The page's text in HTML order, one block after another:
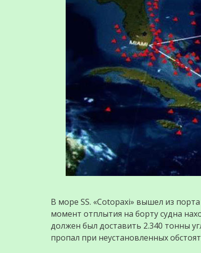
В море SS. «Cotopaxi» вышел из
момент отплытия на борту судна
должен был доставить 2.340 тонны
пропал при неустановленных